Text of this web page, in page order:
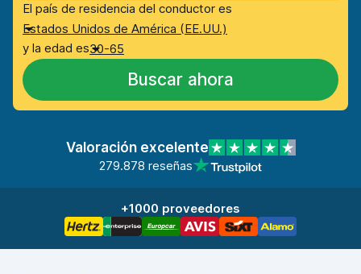
El país de residencia del conductor es
Estados Unidos de América (EE.UU.)
y la edad es30-65
Buscar ahora
Valoración excelente
279.878 reseñas
+1000 proveedores